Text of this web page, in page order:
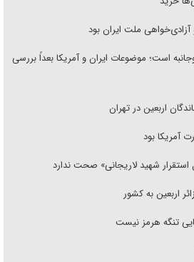
ملت ایران بود
است؛ موضوعات ایران و آمریکا بعداً بررسی
اربعین در تهران
آمریکا بود
استقرار شهید لاریجانی» صحت ندارد
تنگه هرمز نیست